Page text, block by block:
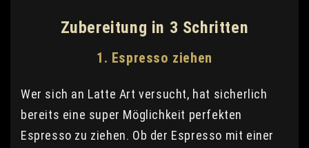
Zubereitung in 3 Schritten
1. Espresso ziehen
Wer sich an Latte Art versucht, hat sicherlich
bereits eine super Möglichkeit perfekten
Espresso zu ziehen. Ob der Espresso mit einer